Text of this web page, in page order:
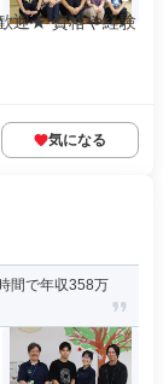
迎★ 資格や経験
気になる
間で年収358万